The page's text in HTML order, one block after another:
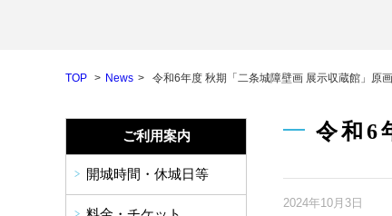
TOP News 令和6年度 秋期「二条城障壁画 展示収蔵館」原
令和6
2024年10月3日
ご利用案内
開城時間・休城日等